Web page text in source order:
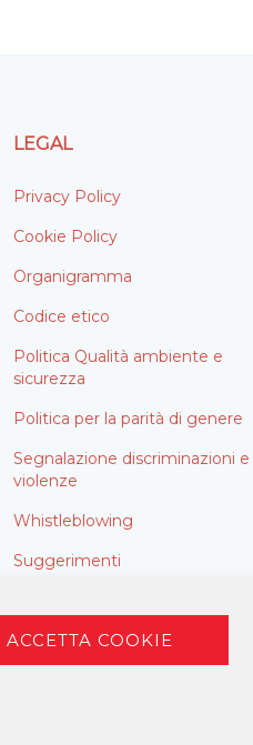
ACCETTA COOKIE
LEGAL
Privacy Policy
Cookie Policy
Organigramma
Codice etico
Politica Qualità ambiente e
sicurezza
Politica per la parità di genere
Segnalazione discriminazioni e
violenze
Whistleblowing
Suggerimenti